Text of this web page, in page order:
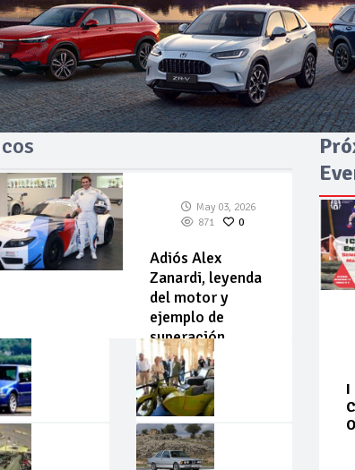
May 03, 2026
871
0
Adiós Alex
Zanardi, leyenda
del motor y
ejemplo de
superación
Abr
I